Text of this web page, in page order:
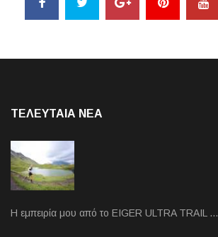
ΤΕΛΕΥΤΑΙΑ NEA
Η εμπειρία μου από το EIGER ULTRA TRAIL …